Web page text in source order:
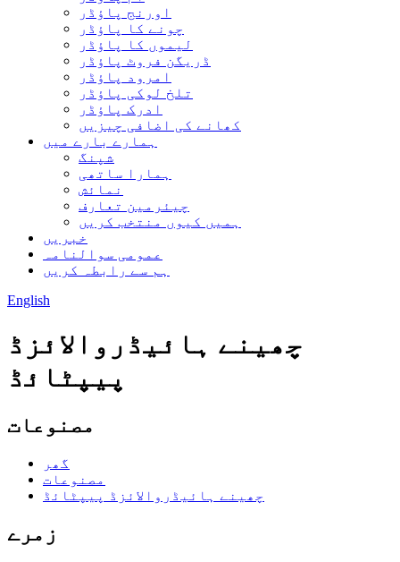
اورنج پاؤڈر
چونے کا پاؤڈر
لیموں کا پاؤڈر
ڈریگن فروٹ پاؤڈر
امرود پاؤڈر
تلخ لوکی پاؤڈر
ادرک پاؤڈر
کھانے کی اضافی چیزیں
ہمارے بارے میں
شپنگ
ہمارا ساتھی
نمائش
چیئرمین تعارف
ہمیں کیوں منتخب کریں
خبریں
عمومی سوالنامہ
ہم سے رابطہ کریں
English
چھینے ہائیڈروالائزڈ
پیپٹائڈ
مصنوعات
گھر
مصنوعات
چھینے ہائیڈروالائزڈ پیپٹائڈ
زمرے